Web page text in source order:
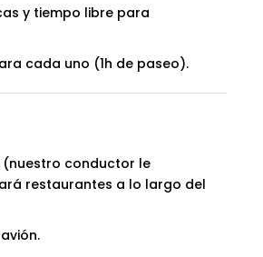
y tiempo libre para
cada uno (1h de paseo).
(nuestro conductor le
restaurantes a lo largo del